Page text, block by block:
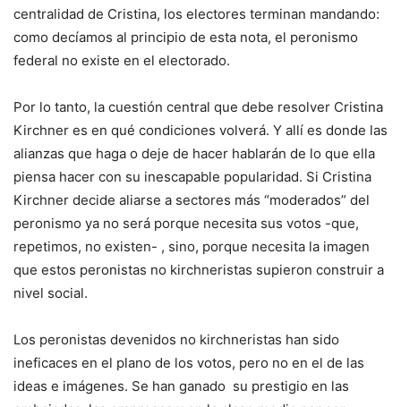
centralidad de Cristina, los electores terminan mandando:
como decíamos al principio de esta nota, el peronismo
federal no existe en el electorado.
Por lo tanto, la cuestión central que debe resolver Cristina
Kirchner es en qué condiciones volverá. Y allí es donde las
alianzas que haga o deje de hacer hablarán de lo que ella
piensa hacer con su inescapable popularidad. Si Cristina
Kirchner decide aliarse a sectores más “moderados” del
peronismo ya no será porque necesita sus votos -que,
repetimos, no existen- , sino, porque necesita la imagen
que estos peronistas no kirchneristas supieron construir a
nivel social.
Los peronistas devenidos no kirchneristas han sido
ineficaces en el plano de los votos, pero no en el de las
ideas e imágenes. Se han ganado su prestigio en las